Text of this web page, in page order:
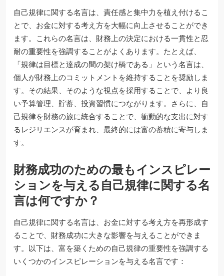
自己規律に関する名言は、責任感と集中力を植え付けるこ
とで、お金に対する考え方を大幅に向上させることができ
ます。これらの名言は、財務上の決定における一貫性と忍
耐の重要性を強調することがよくあります。たとえば、
「規律は目標と達成の間の架け橋である」という名言は、
個人が財務上のコミットメントを維持することを奨励しま
す。その結果、そのような視点を採用することで、より良
い予算管理、貯蓄、投資習慣につながります。さらに、自
己規律を財務の旅に統合することで、衝動的な支出に対す
るレジリエンスが育まれ、最終的には富の蓄積に寄与しま
す。
財務成功のための最もインスピレー
ションを与える自己規律に関する名
言は何ですか？
自己規律に関する名言は、お金に対する考え方を再形成す
ることで、財務成功に大きな影響を与えることができま
す。以下は、富を築くための自己規律の重要性を強調する
いくつかのインスピレーションを与える名言です：